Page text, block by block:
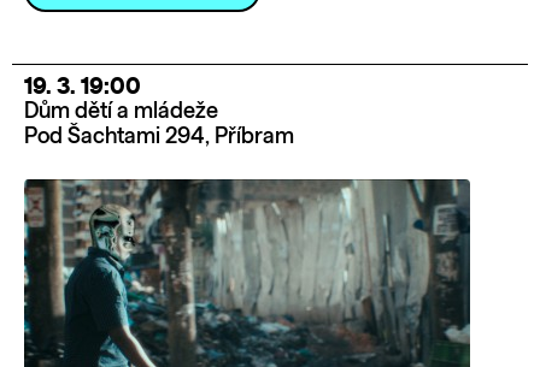
19. 3. 19:00
Dům dětí a mládeže
Pod Šachtami 294, Příbram